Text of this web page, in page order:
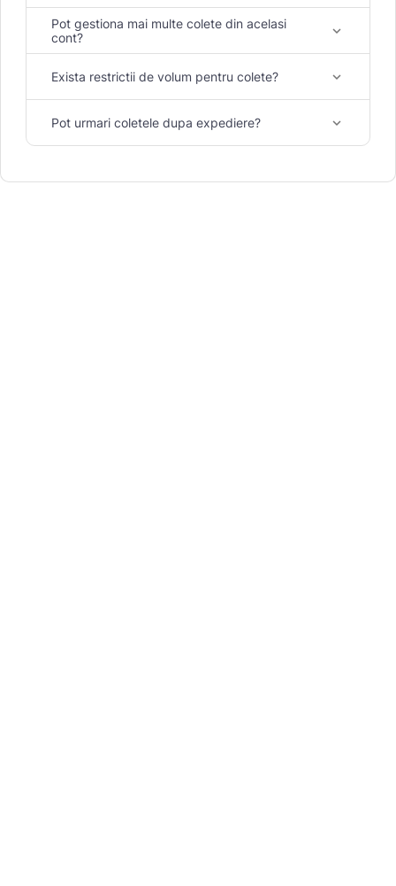
Pot gestiona mai multe colete din acelasi
cont?
keyboard_arrow_down
Exista restrictii de volum pentru colete? keyboard_arrow_down
Pot urmari coletele dupa expediere? keyboard_arrow_down